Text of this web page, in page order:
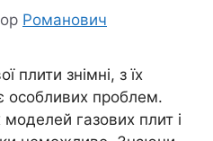
Романович
плити знімні, з їх
особливих проблем.
газових плит і